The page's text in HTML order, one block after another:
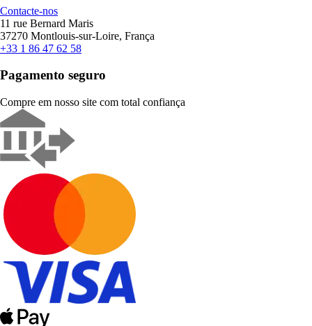
Contacte-nos
11 rue Bernard Maris
37270 Montlouis-sur-Loire, França
+33 1 86 47 62 58
Pagamento seguro
Compre em nosso site com total confiança